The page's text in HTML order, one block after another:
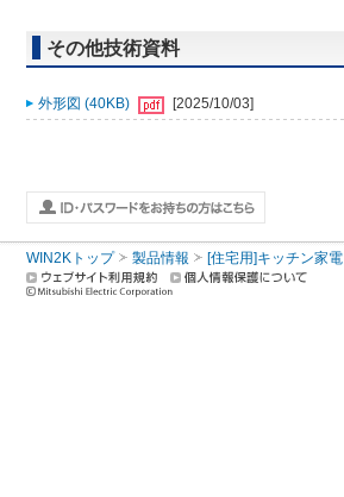
その他技術資料
外形図 (40KB) [2025/10/03]
WIN2Kトップ 製品情報 [住宅用]キッチン家電